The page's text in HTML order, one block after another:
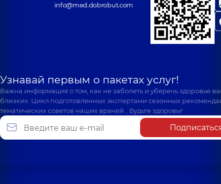
info@med.dobrobut.com
Узнавай первым о пакетах услуг!
Важна информация о том, как не заболеть и уберечь здоровье
близких. Цикл подготовленных экспертами сезонных
тематических советов наших врачей… Будьте здоровы!